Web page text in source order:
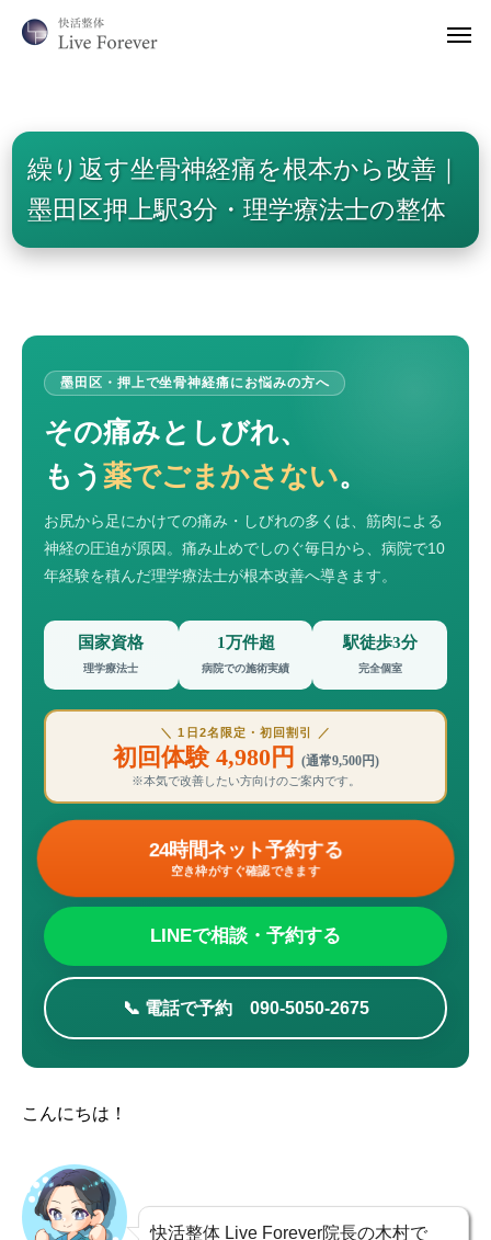
繰り返す坐骨神経痛を根本から改善｜
墨田区押上駅3分・理学療法士の整体
墨田区・押上で坐骨神経痛にお悩みの方へ
その痛みとしびれ、
もう 薬でごまかさない。
お尻から足にかけての痛み・しびれの多くは、筋肉による
神経の圧迫が原因。痛み止めでしのぐ毎日から、病院で10
年経験を積んだ理学療法士が根本改善へ導きます。
国家資格
理学療法士
1万件超
病院での施術実績
駅徒歩3分
完全個室
＼ 1日2名限定・初回割引 ／
初回体験 4,980円 (通常9,500円)
※本気で改善したい方向けのご案内です。
24時間ネット予約する
空き枠がすぐ確認できます
LINEで相談・予約する
📞 電話で予約 090-5050-2675
こんにちは！
快活整体 Live Forever院長の木村で